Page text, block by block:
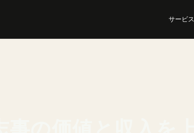
サービス